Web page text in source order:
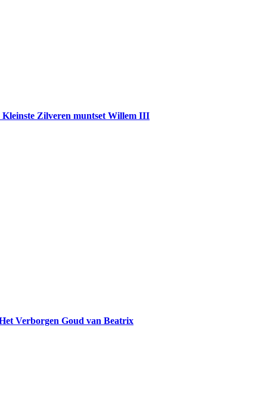
Kleinste Zilveren muntset Willem III
Verborgen Goud van Beatrix